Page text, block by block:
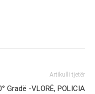
Artikulli tjetër
Gradë -VLORË, POLICIA